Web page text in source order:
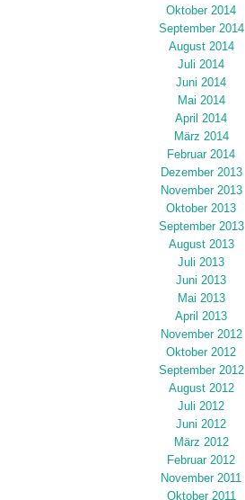
Oktober 2014
September 2014
August 2014
Juli 2014
Juni 2014
Mai 2014
April 2014
März 2014
Februar 2014
Dezember 2013
November 2013
Oktober 2013
September 2013
August 2013
Juli 2013
Juni 2013
Mai 2013
April 2013
November 2012
Oktober 2012
September 2012
August 2012
Juli 2012
Juni 2012
März 2012
Februar 2012
November 2011
Oktober 2011